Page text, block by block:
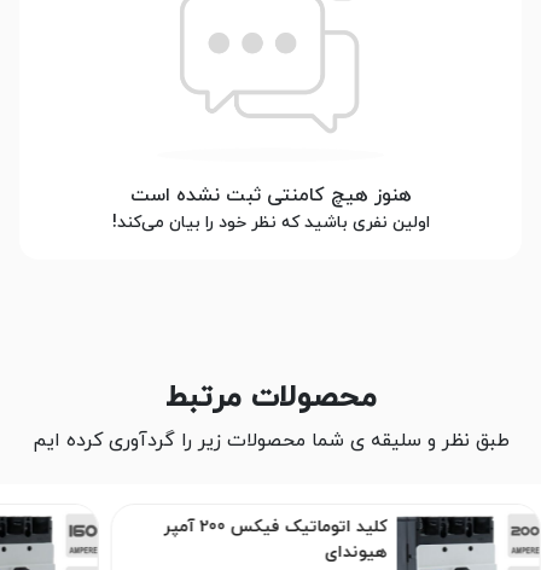
هنوز هیچ کامنتی ثبت نشده است
اولین نفری باشید که نظر خود را بیان می‌کند!
محصولات مرتبط
طبق نظر و سلیقه ی شما محصولات زیر را گردآوری کرده ایم
کلید اتوماتیک فیکس 200 آمپر
هیوندای